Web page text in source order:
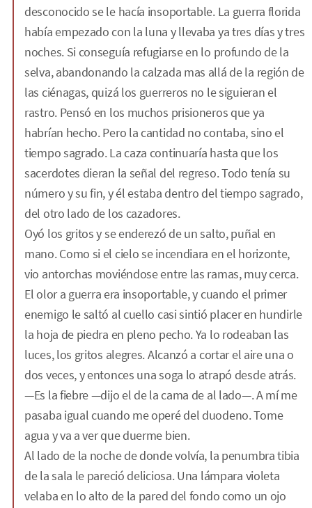
desconocido se le hacía insoportable. La guerra florida
había empezado con la luna y llevaba ya tres días y tres
noches. Si conseguía refugiarse en lo profundo de la
selva, abandonando la calzada mas allá de la región de
las ciénagas, quizá los guerreros no le siguieran el
rastro. Pensó en los muchos prisioneros que ya
habrían hecho. Pero la cantidad no contaba, sino el
tiempo sagrado. La caza continuaría hasta que los
sacerdotes dieran la señal del regreso. Todo tenía su
número y su fin, y él estaba dentro del tiempo sagrado,
del otro lado de los cazadores.
Oyó los gritos y se enderezó de un salto, puñal en
mano. Como si el cielo se incendiara en el horizonte,
vio antorchas moviéndose entre las ramas, muy cerca.
El olor a guerra era insoportable, y cuando el primer
enemigo le saltó al cuello casi sintió placer en hundirle
la hoja de piedra en pleno pecho. Ya lo rodeaban las
luces, los gritos alegres. Alcanzó a cortar el aire una o
dos veces, y entonces una soga lo atrapó desde atrás.
—Es la fiebre —dijo el de la cama de al lado—. A mí me
pasaba igual cuando me operé del duodeno. Tome
agua y va a ver que duerme bien.
Al lado de la noche de donde volvía, la penumbra tibia
de la sala le pareció deliciosa. Una lámpara violeta
velaba en lo alto de la pared del fondo como un ojo